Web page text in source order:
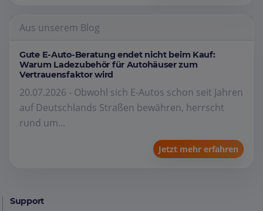
Aus unserem Blog
Gute E-Auto-Beratung endet nicht beim Kauf:
Warum Ladezubehör für Autohäuser zum
Vertrauensfaktor wird
20.07.2026 - Obwohl sich E-Autos schon seit Jahren
auf Deutschlands Straßen bewähren, herrscht
rund um...
Jetzt mehr erfahren
Support